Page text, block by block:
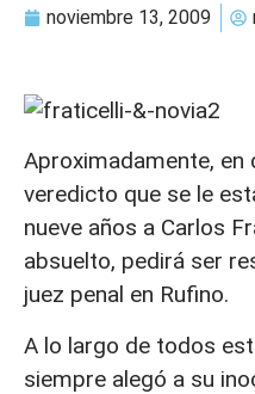
noviembre 13, 2009
Aproximadamente, en
veredicto que se le
nueve años a Carlos
absuelto, pedirá ser
juez penal en Rufino.
A lo largo de todos
siempre alegó a su